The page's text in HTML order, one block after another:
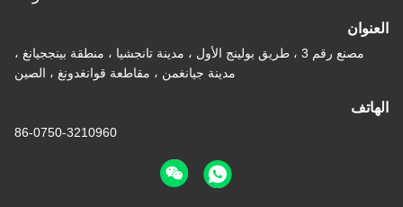
رقم 3 ، طريق بولينج الأول ، مدينة تانجشيا ، منطقة بينججيانغ ،
مدينة جيانغمن ، مقاطعة قوانغدونغ ، الصين